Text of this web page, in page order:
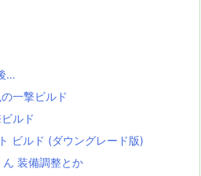
…
一撃ビルド
ルド
ビルド (ダウングレード版)
装備調整とか